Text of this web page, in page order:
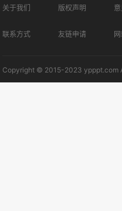
关于我们 版权声明
联系方式 友链申请
Copyright © 2015-2023 ypppt.com